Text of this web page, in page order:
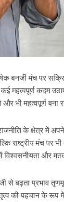
बनर्जी मंच पर
महत्वपूर्ण कदम
भी महत्वपूर्ण बना
के क्षेत्र में
मंच पर भी
विश्वसनीयता और
से बढ़ता प्रभाव
की पहचान के